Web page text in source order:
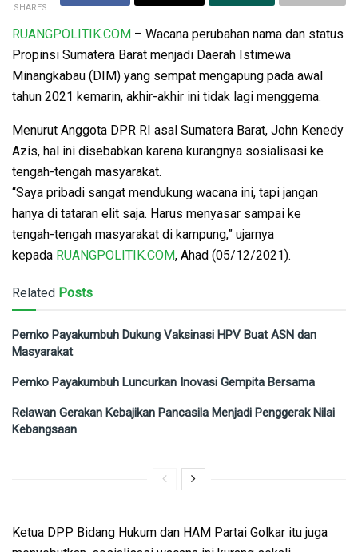
SHARES
RUANGPOLITIK.COM – Wacana perubahan nama dan status
Propinsi Sumatera Barat menjadi Daerah Istimewa
Minangkabau (DIM) yang sempat mengapung pada awal
tahun 2021 kemarin, akhir-akhir ini tidak lagi menggema.
Menurut Anggota DPR RI asal Sumatera Barat, John Kenedy
Azis, hal ini disebabkan karena kurangnya sosialisasi ke
tengah-tengah masyarakat.
“Saya pribadi sangat mendukung wacana ini, tapi jangan
hanya di tataran elit saja. Harus menyasar sampai ke
tengah-tengah masyarakat di kampung,” ujarnya
kepada RUANGPOLITIK.COM, Ahad (05/12/2021).
Related Posts
Pemko Payakumbuh Dukung Vaksinasi HPV Buat ASN dan
Masyarakat
Pemko Payakumbuh Luncurkan Inovasi Gempita Bersama
Relawan Gerakan Kebajikan Pancasila Menjadi Penggerak Nilai
Kebangsaan
Ketua DPP Bidang Hukum dan HAM Partai Golkar itu juga